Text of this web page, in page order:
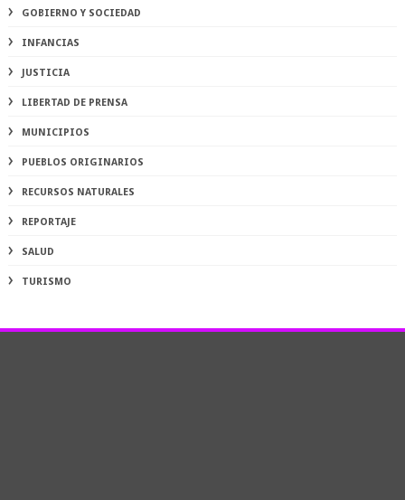
GOBIERNO Y SOCIEDAD
INFANCIAS
JUSTICIA
LIBERTAD DE PRENSA
MUNICIPIOS
PUEBLOS ORIGINARIOS
RECURSOS NATURALES
REPORTAJE
SALUD
TURISMO